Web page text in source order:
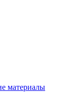
материалы